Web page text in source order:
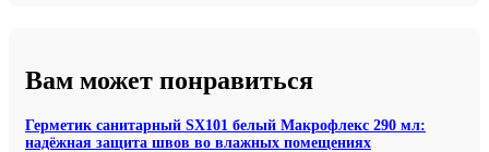
Вам может понравиться
Герметик санитарный SX101 белый Макрофлекс 290 мл:
надёжная защита швов во влажных помещениях